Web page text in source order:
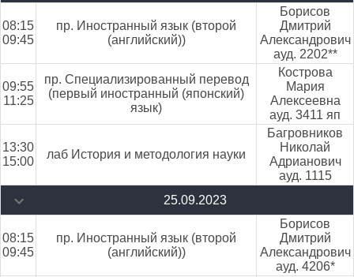
08:15
09:45
пр. Иностранный язык (второй
(английский))
Борисов
Дмитрий
Александрович
ауд. 2202**
09:55
11:25
пр. Специализированный перевод
(первый иностранный (японский)
язык)
Кострова
Мария
Алексеевна
ауд. 3411 яп
13:30
15:00
лаб История и методология науки
Багровников
Николай
Адрианович
ауд. 1115
25.09.2023
08:15
09:45
пр. Иностранный язык (второй
(английский))
Борисов
Дмитрий
Александрович
ауд. 4206*